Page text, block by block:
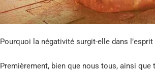
Pourquoi la négativité surgit-elle dans l’esprit
Premièrement, bien que nous tous, ainsi